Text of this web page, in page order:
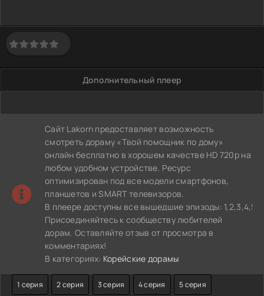
Дополнительный плеер
Сайт Lakorn предоставляет возможность
смотреть дораму «Твой помощник по дому»
онлайн бесплатно в хорошем качестве HD 720p на
любом удобном устройстве. Ресурс
оптимизирован под все модели смартфонов,
планшетов и SMART телевизоров.
В плеере доступны все вышедшие эпизоды:
Присоединяйтесь к сообществу любителей
дорам. Оставляйте отзыв от просмотра в
комментариях!
В категориях: Корейские дорамы
1 серия 2 серия 3 серия 4 серия 5 серия